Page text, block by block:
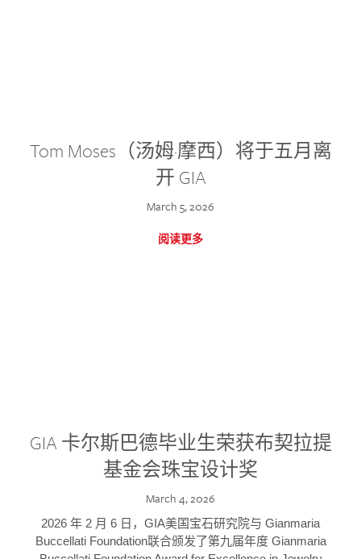
Tom Moses（汤姆·摩西）将于五月离
开 GIA
March 5, 2026
阅读更多
GIA 卡尔斯巴德毕业生荣获布契拉提
基金会珠宝设计奖
March 4, 2026
2026 年 2 月 6 日，GIA美国宝石研究院与 Gianmaria
Buccellati Foundation联合颁发了第九届年度 Gianmaria